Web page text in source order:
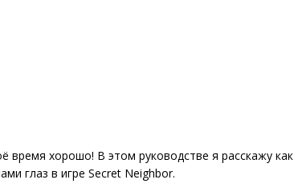
время хорошо! В этом руководстве я расскажу как
глаз в игре Secret Neighbor.